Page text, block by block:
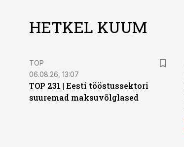
HETKEL KUUM
TOP
06.08.26, 13:07
TOP 231 | Eesti tööstussektori
suuremad maksuvõlglased